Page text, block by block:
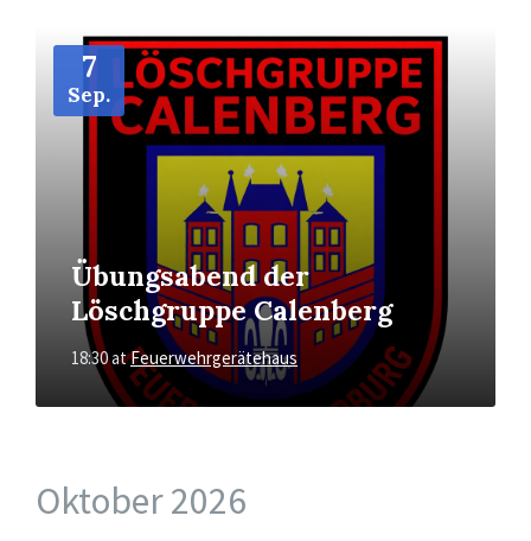
7
Sep.
Übungsabend der
Löschgruppe Calenberg
18:30atFeuerwehrgerätehaus
Oktober 2026